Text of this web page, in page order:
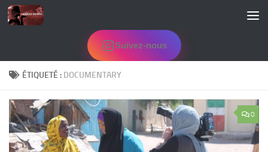
Skip to content
Suivez-nous
ÉTIQUETÉ : DOCUMENTARY
0